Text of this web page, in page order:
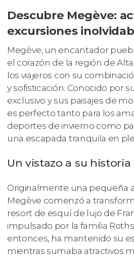
Descubre Megève:
excursiones
Megève, un encantador
el corazón de la región de Alta
los viajeros con su
y sofisticación. Conocido por
exclusivo y sus paisajes de
es perfecto tanto para los
deportes de invierno como
una escapada tranquila en
Un vistazo a su historia
Originalmente una pequeña
Megève comenzó a
resort de esquí de lujo de
impulsado por la familia
entonces, ha mantenido su
mientras sumaba atractivos